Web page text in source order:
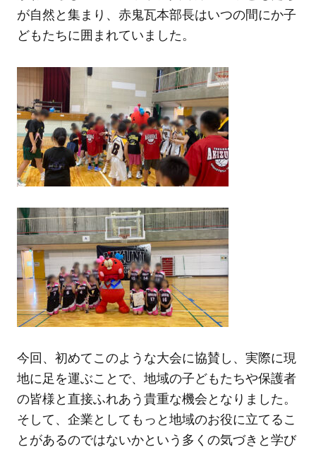
が自然と集まり、赤鬼瓦本部長はいつの間にか子
どもたちに囲まれていました。
今回、初めてこのような大会に協賛し、実際に現
地に足を運ぶことで、地域の子どもたちや保護者
の皆様と直接ふれあう貴重な機会となりました。
そして、企業としてもっと地域のお役に立てるこ
とがあるのではないかという多くの気づきと学び